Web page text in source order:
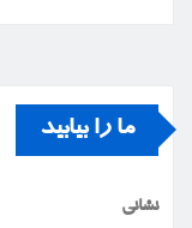
ما را بیابید
نشانی